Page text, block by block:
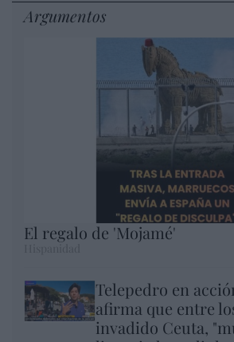
Argumentos
El regalo de 'Mojamé'
Telepedro en
afirma que entre
invadido Ceuta,